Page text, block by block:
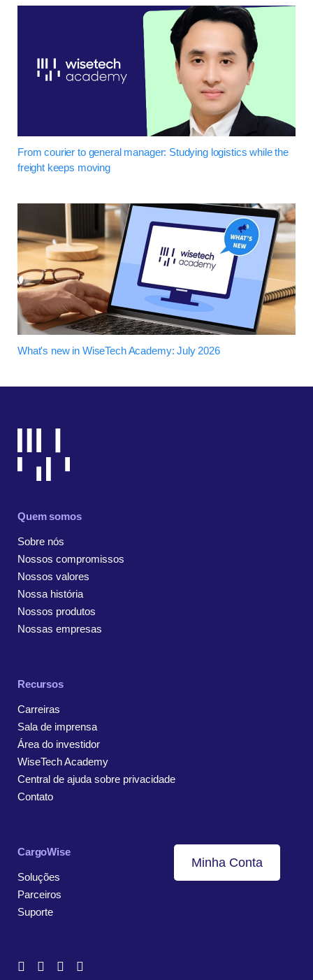
From courier to general manager: Studying logistics while the
freight keeps moving
What's new in WiseTech Academy: July 2026
Quem somos
Sobre nós
Nossos compromissos
Nossos valores
Nossa história
Nossos produtos
Nossas empresas
Recursos
Carreiras
Sala de imprensa
Área do investidor
WiseTech Academy
Central de ajuda sobre privacidade
Contato
CargoWise
Soluções
Parceiros
Suporte
Minha Conta